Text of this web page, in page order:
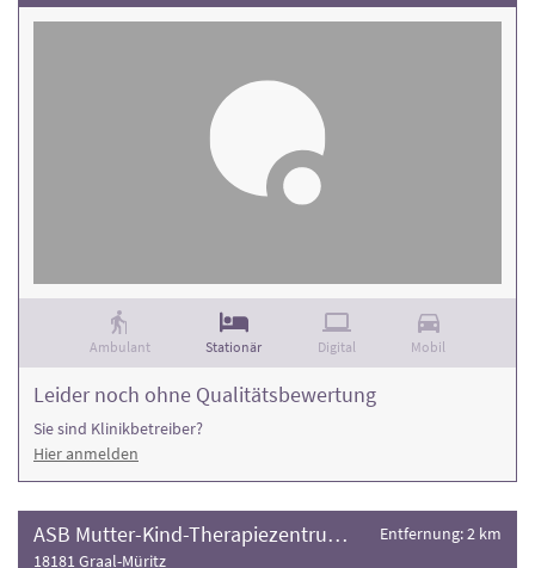
Ambulant Stationär Digital Mobil
Leider noch ohne Qualitätsbewertung
Sie sind Klinikbetreiber?
Hier anmelden
ASB Mutter-Kind-Therapiezentrum Graal-Müritz
18181 Graal-Müritz
Entfernung: 2 km